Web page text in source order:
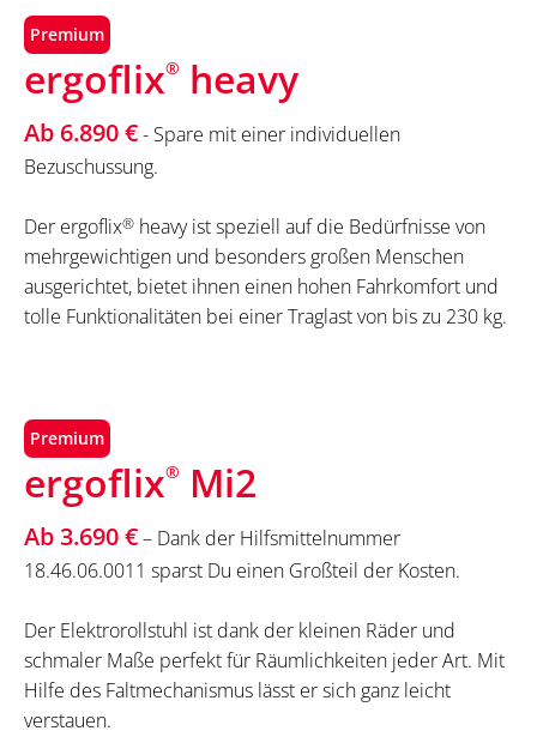
Premium
ergoflix® heavy
Ab 6.890 €- Spare mit einer individuellen
Bezuschussung.
Der ergoflix® heavy ist speziell auf die Bedürfnisse von
mehrgewichtigen und besonders großen Menschen
ausgerichtet, bietet ihnen einen hohen Fahrkomfort und
tolle Funktionalitäten bei einer Traglast von bis zu 230 kg.
Premium
ergoflix® Mi2
Ab 3.690 €– Dank der Hilfsmittelnummer
18.46.06.0011 sparst Du einen Großteil der Kosten.
Der Elektrorollstuhl ist dank der kleinen Räder und
schmaler Maße perfekt für Räumlichkeiten jeder Art. Mit
Hilfe des Faltmechanismus lässt er sich ganz leicht
verstauen.